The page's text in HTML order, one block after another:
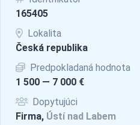
165405
Lokalita
Česká republika
Predpokladaná hodnota
1 500 — 7 000 €
Dopytujúci
Firma, Ústí nad Labem